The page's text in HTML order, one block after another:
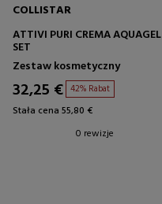
COLLISTAR
ATTIVI PURI CREMA AQUAGEL
SET
Zestaw kosmetyczny
32,25 € 42% Rabat
Stała cena 55,80 €
0 rewizje